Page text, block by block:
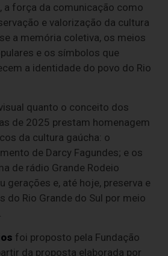
força da comunicação como
e valorização da cultura
a memória coletiva, os meios
e os símbolos que
a identidade do povo do Rio
quanto o conceito dos
de 2025 prestam homenagem
da cultura gaúcha: o
de Darcy Fagundes; e os
de rádio Grande Rodeio
gerações e, até hoje, preserva e
do Rio Grande do Sul por meio
foi proposto pela Fundação
da proposta elaborada por